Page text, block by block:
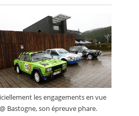
les engagements en vue
Bastogne, son épreuve phare.